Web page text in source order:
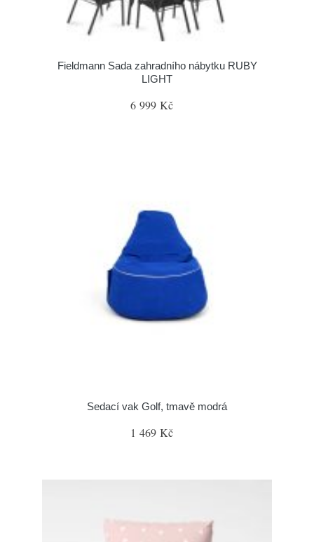
Fieldmann Sada zahradního nábytku RUBY
LIGHT
6 999 Kč
Sedací vak Golf, tmavě modrá
1 469 Kč